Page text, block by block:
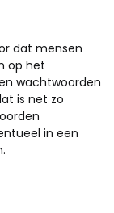
dat mensen
op het
wachtwoorden
is net zo
in een